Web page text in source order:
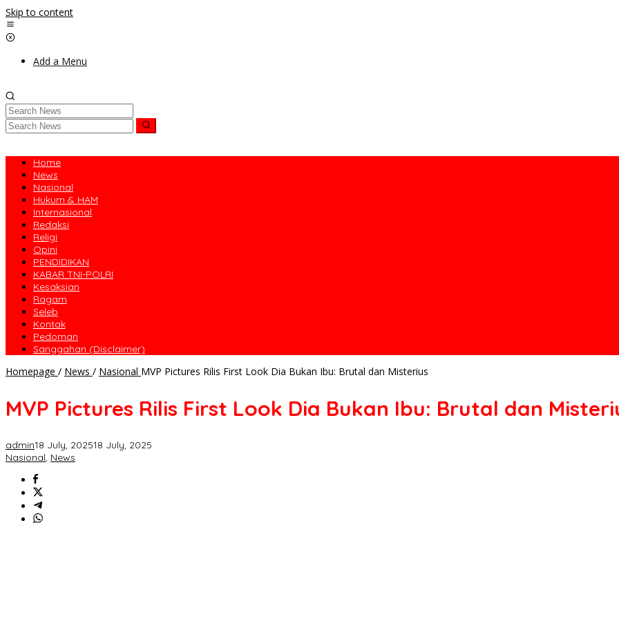
Skip to content
Add a Menu
Home
News
Nasional
Hukum & HAM
Internasional
Redaksi
Religi
Opini
PENDIDIKAN
KABAR TNI-POLRI
Kesaksian
Ragam
Seleb
Kontak
Pedoman
Sanggahan (Disclaimer)
Homepage / News / Nasional MVP Pictures Rilis First Look Dia Bukan Ibu: Brutal dan Misterius
MVP Pictures Rilis First Look Dia Bukan Ibu: Brutal dan
admin18 July, 202518 July, 2025
Nasional, News